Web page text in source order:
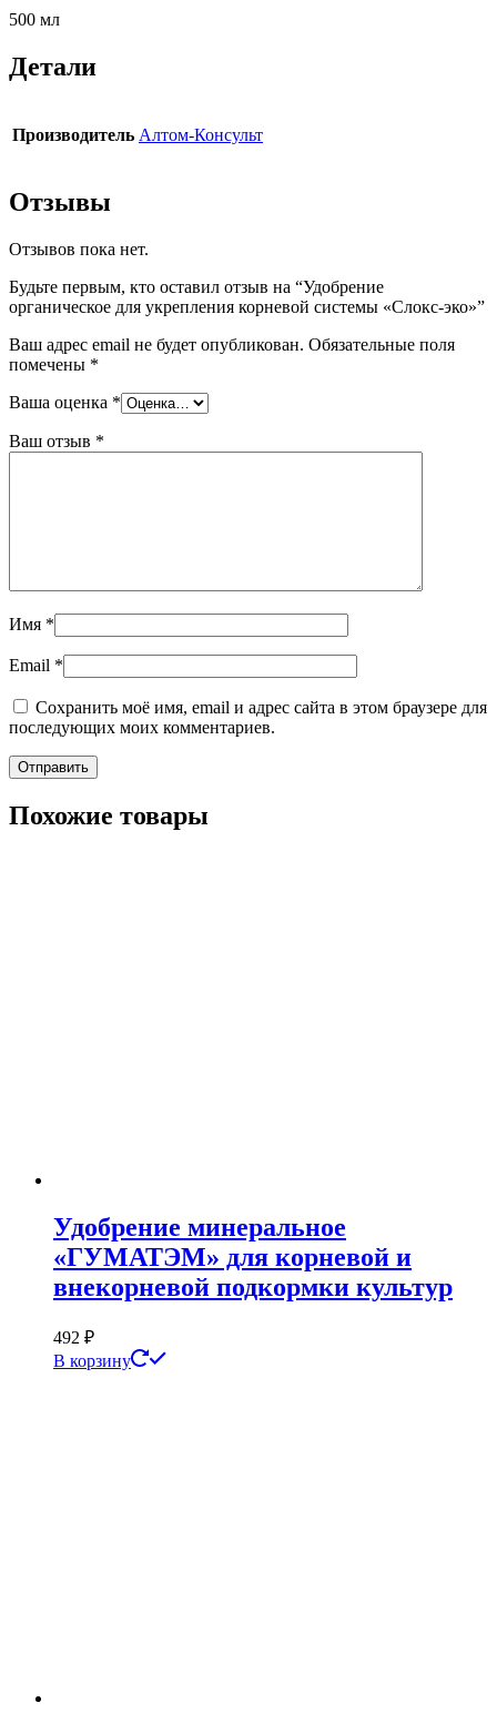
500 мл
Детали
Производитель Алтом-Консульт
Отзывы
Отзывов пока нет.
Будьте первым, кто оставил отзыв на “Удобрение
органическое для укрепления корневой системы «Слокс-эко»”
Ваш адрес email не будет опубликован. Обязательные поля
помечены *
Ваша оценка *
Ваш отзыв *
Имя *
Email *
Сохранить моё имя, email и адрес сайта в этом браузере для
последующих моих комментариев.
Похожие товары
Удобрение минеральное
«ГУМАТЭМ» для корневой и
внекорневой подкормки культур
492 ₽
В корзину